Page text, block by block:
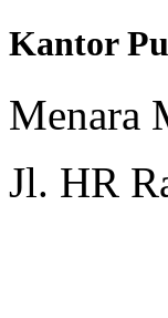
Kantor
Menara
Jl. HR